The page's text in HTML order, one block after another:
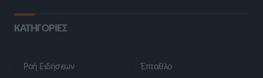
ΚΑΤΗΓΟΡΙΕΣ
Ροή Ειδήσεων
Έπταθλο